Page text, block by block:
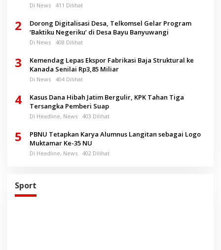
Di News 411 Dilihat
2
Dorong Digitalisasi Desa, Telkomsel Gelar Program
‘Baktiku Negeriku’ di Desa Bayu Banyuwangi
Di News 408 Dilihat
3
Kemendag Lepas Ekspor Fabrikasi Baja Struktural ke
Kanada Senilai Rp3,85 Miliar
Di News 404 Dilihat
4
Kasus Dana Hibah Jatim Bergulir, KPK Tahan Tiga
Tersangka Pemberi Suap
Di Headline, News 403 Dilihat
5
PBNU Tetapkan Karya Alumnus Langitan sebagai Logo
Muktamar Ke-35 NU
Di Headline, News 402 Dilihat
Sport